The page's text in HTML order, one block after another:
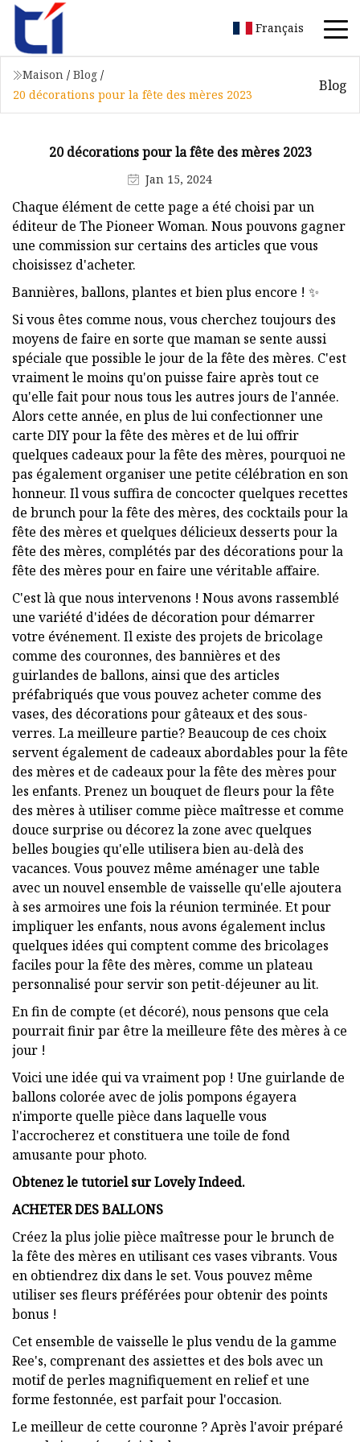
Français
Maison / Blog /
20 décorations pour la fête des mères 2023
Blog
20 décorations pour la fête des mères 2023
Jan 15, 2024
Chaque élément de cette page a été choisi par un
éditeur de The Pioneer Woman. Nous pouvons gagner
une commission sur certains des articles que vous
choisissez d'acheter.
Bannières, ballons, plantes et bien plus encore ! ✨
Si vous êtes comme nous, vous cherchez toujours des
moyens de faire en sorte que maman se sente aussi
spéciale que possible le jour de la fête des mères. C'est
vraiment le moins qu'on puisse faire après tout ce
qu'elle fait pour nous tous les autres jours de l'année.
Alors cette année, en plus de lui confectionner une
carte DIY pour la fête des mères et de lui offrir
quelques cadeaux pour la fête des mères, pourquoi ne
pas également organiser une petite célébration en son
honneur. Il vous suffira de concocter quelques recettes
de brunch pour la fête des mères, des cocktails pour la
fête des mères et quelques délicieux desserts pour la
fête des mères, complétés par des décorations pour la
fête des mères pour en faire une véritable affaire.
C'est là que nous intervenons ! Nous avons rassemblé
une variété d'idées de décoration pour démarrer
votre événement. Il existe des projets de bricolage
comme des couronnes, des bannières et des
guirlandes de ballons, ainsi que des articles
préfabriqués que vous pouvez acheter comme des
vases, des décorations pour gâteaux et des sous-
verres. La meilleure partie? Beaucoup de ces choix
servent également de cadeaux abordables pour la fête
des mères et de cadeaux pour la fête des mères pour
les enfants. Prenez un bouquet de fleurs pour la fête
des mères à utiliser comme pièce maîtresse et comme
douce surprise ou décorez la zone avec quelques
belles bougies qu'elle utilisera bien au-delà des
vacances. Vous pouvez même aménager une table
avec un nouvel ensemble de vaisselle qu'elle ajoutera
à ses armoires une fois la réunion terminée. Et pour
impliquer les enfants, nous avons également inclus
quelques idées qui comptent comme des bricolages
faciles pour la fête des mères, comme un plateau
personnalisé pour servir son petit-déjeuner au lit.
En fin de compte (et décoré), nous pensons que cela
pourrait finir par être la meilleure fête des mères à ce
jour !
Voici une idée qui va vraiment pop ! Une guirlande de
ballons colorée avec de jolis pompons égayera
n'importe quelle pièce dans laquelle vous
l'accrocherez et constituera une toile de fond
amusante pour photo.
Obtenez le tutoriel sur Lovely Indeed.
ACHETER DES BALLONS
Créez la plus jolie pièce maîtresse pour le brunch de
la fête des mères en utilisant ces vases vibrants. Vous
en obtiendrez dix dans le set. Vous pouvez même
utiliser ses fleurs préférées pour obtenir des points
bonus !
Cet ensemble de vaisselle le plus vendu de la gamme
Ree's, comprenant des assiettes et des bols avec un
motif de perles magnifiquement en relief et une
forme festonnée, est parfait pour l'occasion.
Le meilleur de cette couronne ? Après l'avoir préparé